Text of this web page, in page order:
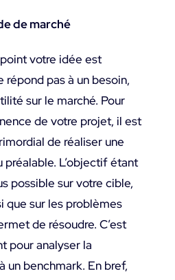
de marché
votre idée est
répond pas à un besoin,
sur le marché. Pour
de votre projet, il est
de réaliser une
L’objectif étant
possible sur votre cible,
que sur les problèmes
de résoudre. C’est
pour analyser la
un benchmark. En bref,